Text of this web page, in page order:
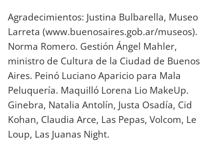
Agradecimientos: Justina Bulbarella, Museo
Larreta (www.buenosaires.gob.ar/museos).
Norma Romero. Gestión Ángel Mahler,
ministro de Cultura de la Ciudad de Buenos
Aires. Peinó Luciano Aparicio para Mala
Peluquería. Maquilló Lorena Lio MakeUp.
Ginebra, Natalia Antolín, Justa Osadía, Cid
Kohan, Claudia Arce, Las Pepas, Volcom, Le
Loup, Las Juanas Night.